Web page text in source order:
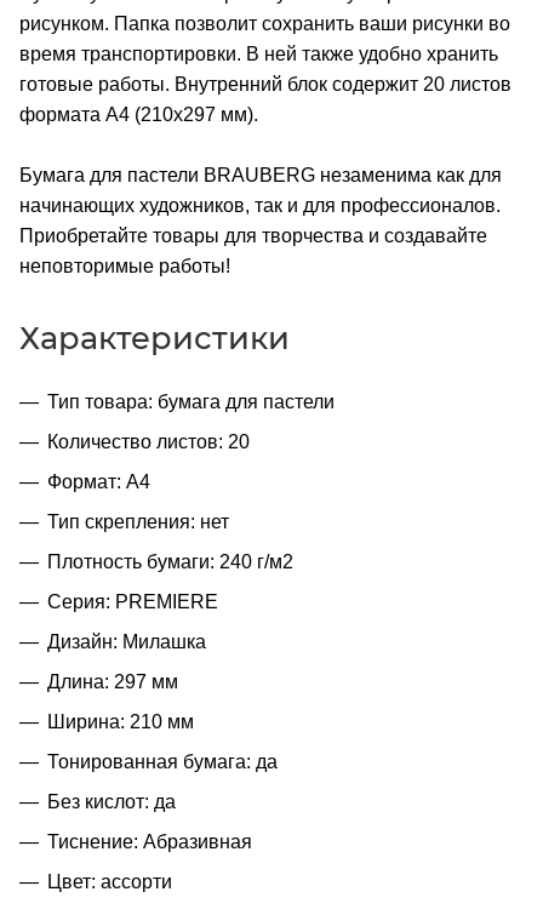
рисунком. Папка позволит сохранить ваши рисунки во
время транспортировки. В ней также удобно хранить
готовые работы. Внутренний блок содержит 20 листов
формата А4 (210х297 мм).
Бумага для пастели BRAUBERG незаменима как для
начинающих художников, так и для профессионалов.
Приобретайте товары для творчества и создавайте
неповторимые работы!
Характеристики
Тип товара: бумага для пастели
Количество листов: 20
Формат: А4
Тип скрепления: нет
Плотность бумаги: 240 г/м2
Серия: PREMIERE
Дизайн: Милашка
Длина: 297 мм
Ширина: 210 мм
Тонированная бумага: да
Без кислот: да
Тиснение: Абразивная
Цвет: ассорти